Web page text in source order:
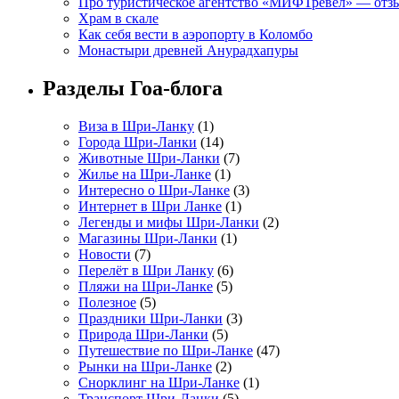
Храм в скале
Как себя вести в аэропорту в Коломбо
Монастыри древней Анурадхапуры
Разделы Гоа-блога
Виза в Шри-Ланку (1)
Города Шри-Ланки (14)
Животные Шри-Ланки (7)
Жилье на Шри-Ланке (1)
Интересно о Шри-Ланке (3)
Интернет в Шри Ланке (1)
Легенды и мифы Шри-Ланки (2)
Магазины Шри-Ланки (1)
Новости (7)
Перелёт в Шри Ланку (6)
Пляжи на Шри-Ланке (5)
Полезное (5)
Праздники Шри-Ланки (3)
Природа Шри-Ланки (5)
Путешествие по Шри-Ланке (47)
Рынки на Шри-Ланке (2)
Снорклинг на Шри-Ланке (1)